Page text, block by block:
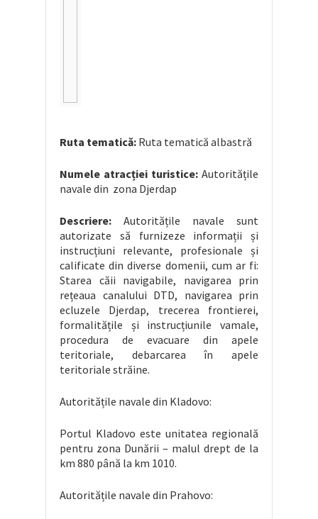
Ruta tematică: Ruta tematică albastră
Numele atracției turistice: Autoritățile
navale din zona Djerdap
Descriere: Autoritățile navale sunt
autorizate să furnizeze informații și
instrucțiuni relevante, profesionale și
calificate din diverse domenii, cum ar fi:
Starea căii navigabile, navigarea prin
rețeaua canalului DTD, navigarea prin
ecluzele Djerdap, trecerea frontierei,
formalitățile și instrucțiunile vamale,
procedura de evacuare din apele
teritoriale, debarcarea în apele
teritoriale străine.
Autoritățile navale din Kladovo:
Portul Kladovo este unitatea regională
pentru zona Dunării – malul drept de la
km 880 până la km 1010.
Autoritățile navale din Prahovo: